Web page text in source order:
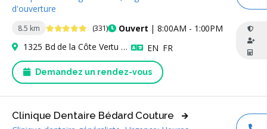
8.5 km 4.9 étoiles (331) Ouvert | 8:00AM - 1:00PM
d'ouverture
Demandez un rendez-vous
1325 Bd de la Côte Vertu Bureau 200, Saint-Laurent, QC H4L 1Z1, Canada EN Anglais
FR
Clinique Dentaire Bédard Couture